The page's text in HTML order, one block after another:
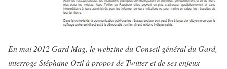
En mai 2012 Gard Mag, le webzine du Conseil général du Gard,
interroge Stéphane Ozil à propos de Twitter et de ses enjeux